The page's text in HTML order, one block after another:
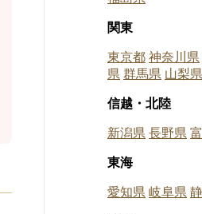
関東
東京都 神奈川県
県 群馬県 山梨県
信越・北陸
新潟県 長野県
東海
愛知県 岐阜県